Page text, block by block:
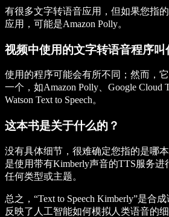
有很多文字转语音应用，但如果您指
应用，可能是Amazon Polly。
视频中使用的文字转语音程序叫
使用的程序可能会有所不同；然而，
一个，如Amazon Polly、Google Cloud
Watson Text to Speech。
这本书是关于什么的？
没有具体细节，很难确定您指的是哪
是使用带有Kimberly声音的TTS服务
任何类型或主题。
总之，“Text to Speech Kimberly”是合
反映了人工智能如何模拟人类语音的